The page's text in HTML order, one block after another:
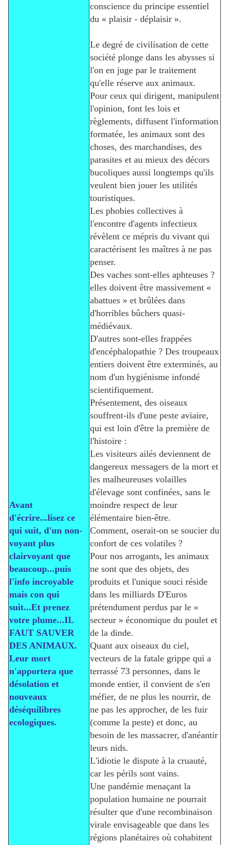
Avant
d'écrire...lisez ce
qui suit, d'un non-
voyant plus
clairvoyant que
beaucoup...puis
l'info incroyable
mais con qui
suit...Et prenez
votre plume...IL
FAUT SAUVER
DES ANIMAUX.
Leur mort
n'apportera que
désolation et
nouveaux
déséquilibres
ecologiques.
conscience du principe essentiel
du « plaisir - déplaisir ».
Le degré de civilisation de cette
société plonge dans les abysses si
l'on en juge par le traitement
qu'elle réserve aux animaux.
Pour ceux qui dirigent, manipulent
l'opinion, font les lois et
règlements, diffusent l'information
formatée, les animaux sont des
choses, des marchandises, des
parasites et au mieux des décors
bucoliques aussi longtemps qu'ils
veulent bien jouer les utilités
touristiques.
Les phobies collectives à
l'encontre d'agents infectieux
révèlent ce mépris du vivant qui
caractérisent les maîtres à ne pas
penser.
Des vaches sont-elles aphteuses ?
elles doivent être massivement «
abattues » et brûlées dans
d'horribles bûchers quasi-
médiévaux.
D'autres sont-elles frappées
d'encéphalopathie ? Des troupeaux
entiers doivent être exterminés, au
nom d'un hygiénisme infondé
scientifiquement.
Présentement, des oiseaux
souffrent-ils d'une peste aviaire,
qui est loin d'être la première de
l'histoire :
Les visiteurs ailés deviennent de
dangereux messagers de la mort et
les malheureuses volailles
d'élevage sont confinées, sans le
moindre respect de leur
élémentaire bien-être.
Comment, oserait-on se soucier du
confort de ces volatiles ?
Pour nos arrogants, les animaux
ne sont que des objets, des
produits et l'unique souci réside
dans les milliards D'Euros
prétendument perdus par le «
secteur » économique du poulet et
de la dinde.
Quant aux oiseaux du ciel,
vecteurs de la fatale grippe qui a
terrassé 73 personnes, dans le
monde entier, il convient de s'en
méfier, de ne plus les nourrir, de
ne pas les approcher, de les fuir
(comme la peste) et donc, au
besoin de les massacrer, d'anéantir
leurs nids.
L'idiotie le dispute à la cruauté,
car les périls sont vains.
Une pandémie menaçant la
population humaine ne pourrait
résulter que d'une recombinaison
virale envisageable que dans les
régions planétaires où cohabitent